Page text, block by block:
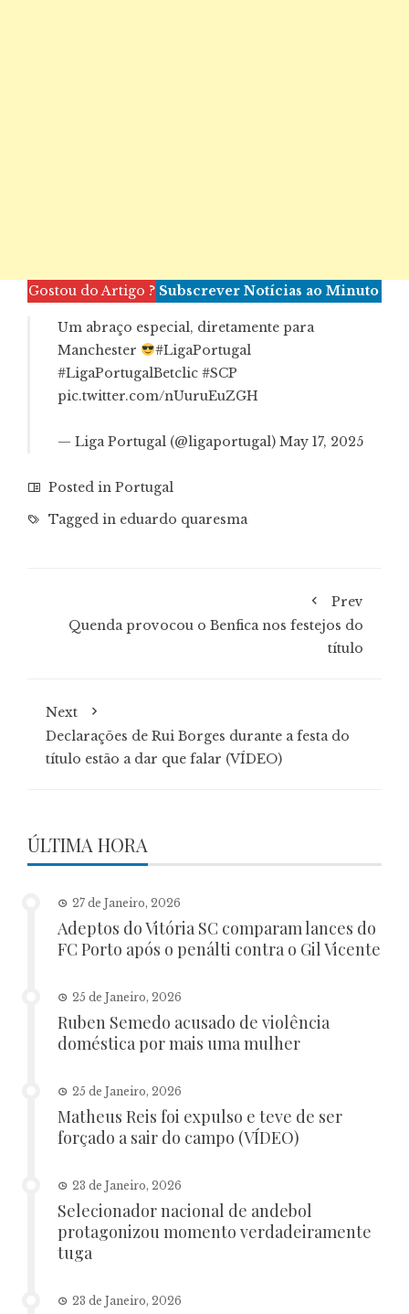
Gostou do Artigo ? Subscrever Notícias ao Minuto
Um abraço especial, diretamente para
Manchester
#LigaPortugal
#LigaPortugalBetclic #SCP
pic.twitter.com/nUuruEuZGH
— Liga Portugal (@ligaportugal) May 17, 2025
Posted in Portugal
Tagged in eduardo quaresma
Prev
Quenda provocou o Benfica nos festejos do
título
Next
Declarações de Rui Borges durante a festa do
título estão a dar que falar (VÍDEO)
ÚLTIMA HORA
27 de Janeiro, 2026
Adeptos do Vitória SC comparam lances do
FC Porto após o penálti contra o Gil Vicente
25 de Janeiro, 2026
Ruben Semedo acusado de violência
doméstica por mais uma mulher
25 de Janeiro, 2026
Matheus Reis foi expulso e teve de ser
forçado a sair do campo (VÍDEO)
23 de Janeiro, 2026
Selecionador nacional de andebol
protagonizou momento verdadeiramente
tuga
23 de Janeiro, 2026